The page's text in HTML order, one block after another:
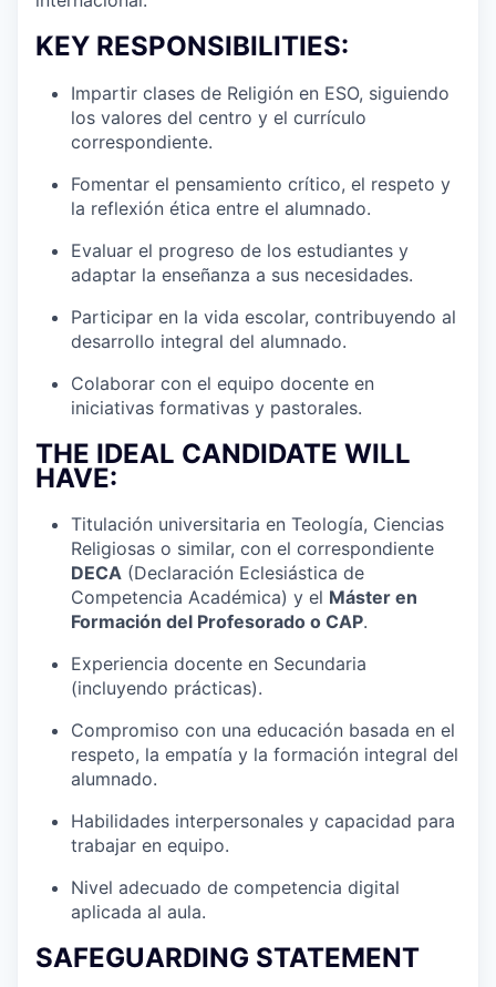
KEY RESPONSIBILITIES:
Impartir clases de Religión en ESO, siguiendo
los valores del centro y el currículo
correspondiente.
Fomentar el pensamiento crítico, el respeto y
la reflexión ética entre el alumnado.
Evaluar el progreso de los estudiantes y
adaptar la enseñanza a sus necesidades.
Participar en la vida escolar, contribuyendo al
desarrollo integral del alumnado.
Colaborar con el equipo docente en
iniciativas formativas y pastorales.
THE IDEAL CANDIDATE WILL
HAVE:
Titulación universitaria en Teología, Ciencias
Religiosas o similar, con el correspondiente
DECA (Declaración Eclesiástica de
Competencia Académica) y el Máster en
Formación del Profesorado o CAP.
Experiencia docente en Secundaria
(incluyendo prácticas).
Compromiso con una educación basada en el
respeto, la empatía y la formación integral del
alumnado.
Habilidades interpersonales y capacidad para
trabajar en equipo.
Nivel adecuado de competencia digital
aplicada al aula.
SAFEGUARDING STATEMENT